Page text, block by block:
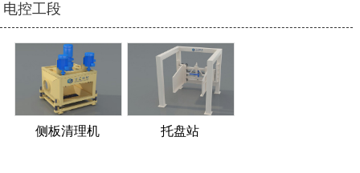
电控工段
侧板清理机 托盘站